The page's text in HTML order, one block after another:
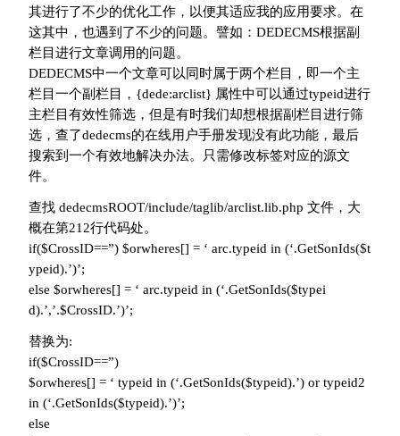
其进行了不少的优化工作，以便其适应我的应用要求。在
这其中，也遇到了不少的问题。譬如：DEDECMS根据副
栏目进行文章调用的问题。
DEDECMS中一个文章可以同时属于两个栏目，即一个主
栏目一个副栏目，{dede:arclist} 属性中可以通过typeid进行
主栏目有效性筛选，但是有时我们却想根据副栏目进行筛
选，查了dedecms的在线用户手册发现没有此功能，最后
搜索到一个有效地解决办法。只需修改标签对应的源文
件。
查找 dedecmsROOT/include/taglib/arclist.lib.php 文件，大
概在第212行代码处。
if($CrossID==”) $orwheres[] = ‘ arc.typeid in (‘.GetSonIds($t
ypeid).’)’;
else $orwheres[] = ‘ arc.typeid in (‘.GetSonIds($typei
d).’,’.$CrossID.’)’;
替换为:
if($CrossID==”)
$orwheres[] = ‘ typeid in (‘.GetSonIds($typeid).’) or typeid2
in (‘.GetSonIds($typeid).’)’;
else